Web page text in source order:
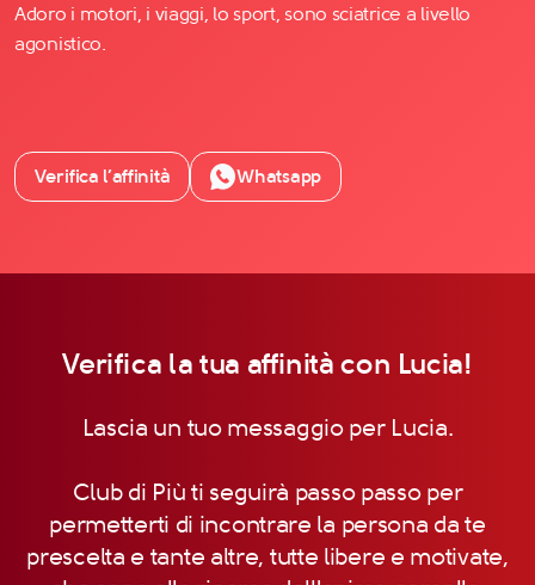
Adoro i motori, i viaggi, lo sport, sono sciatrice a livello
agonistico.
Verifica l’affinità Whatsapp
Verifica la tua affinità con Lucia!
Lascia un tuo messaggio per Lucia.
Club di Più ti seguirà passo passo per
permetterti di incontrare la persona da te
prescelta e tante altre, tutte libere e motivate,